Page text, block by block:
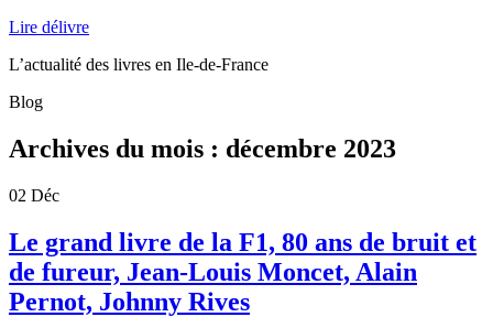
Lire délivre
L’actualité des livres en Ile-de-France
Blog
Archives du mois : décembre 2023
02 Déc
Le grand livre de la F1, 80 ans de bruit et
de fureur, Jean-Louis Moncet, Alain
Pernot, Johnny Rives